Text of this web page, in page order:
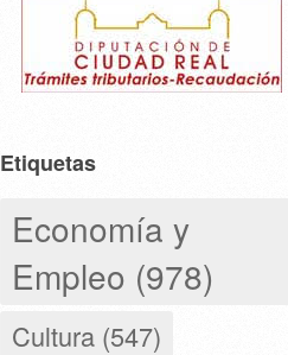
Etiquetas
Economía y
Empleo (978)
Cultura (547)